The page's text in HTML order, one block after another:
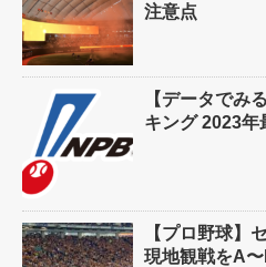
注意点
【データでみ
キング 2023年
【プロ野球】
現地観戦をA